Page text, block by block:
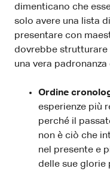
dimenticano che
solo avere una lista
presentare con
dovrebbe strutturare
una vera
Ordine
esperienze più
perché il
non è ciò che
nel presente e
delle sue glorie